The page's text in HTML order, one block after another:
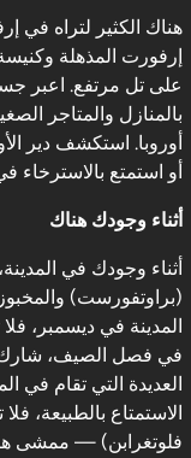
هناك الكثير لتراه في
إرفورت المذهلة
على تل مرتفع. اعبر
بالمنازل والمتاجر
أوروبا. استكشف دير
أو استمتع بالاسترخاء
أثناء وجودك هناك
أثناء وجودك في
(براوتفورست)
المدينة في ديسمبر،
في فصل الصيف، شارك
العديدة التي تقام في
فلوتغرابن) — ممشى